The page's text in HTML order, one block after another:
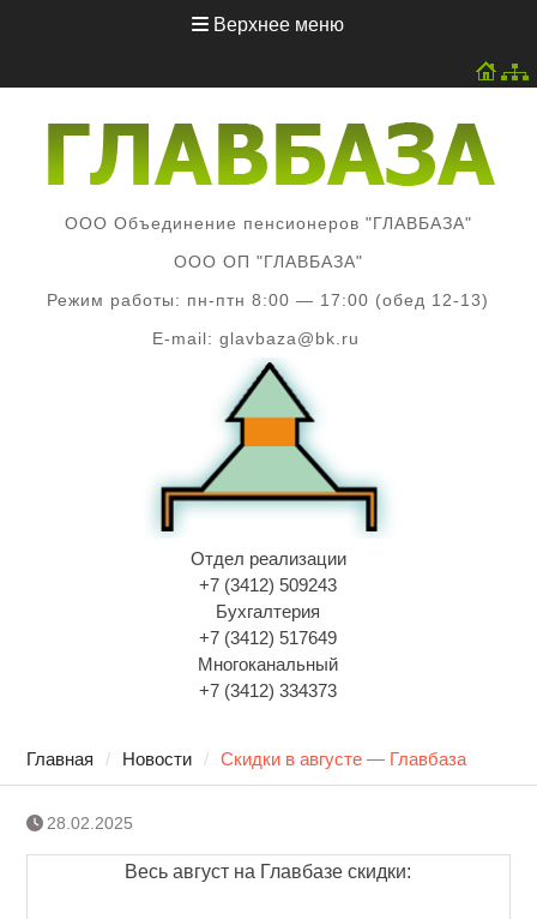
Верхнее меню
ООО Объединение пенсионеров "ГЛАВБАЗА"
ООО ОП "ГЛАВБАЗА"
Режим работы: пн-птн 8:00 — 17:00 (обед 12-13)
E-mail: glavbaza@bk.ru
Отдел реализации
+7 (3412) 509243
Бухгалтерия
+7 (3412) 517649
Многоканальный
+7 (3412) 334373
Главная Новости Скидки в августе — Главбаза
28.02.2025
Весь август на Главбазе скидки: